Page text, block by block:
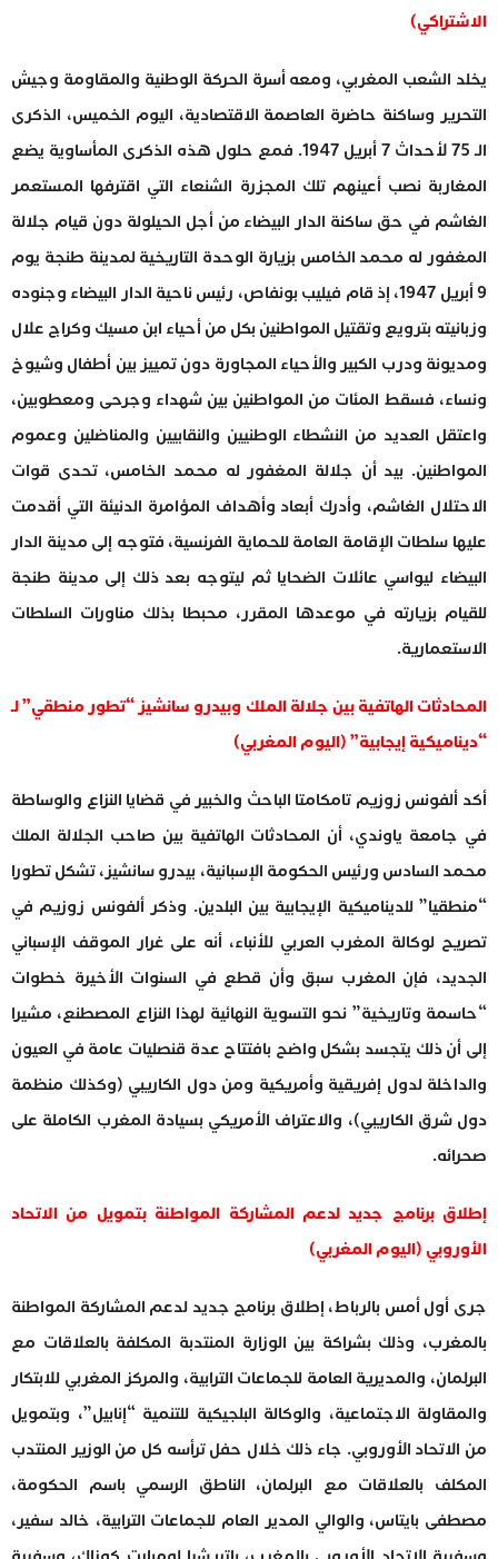
الاشتراكي)
يخلد الشعب المغربي، ومعه أسرة الحركة الوطنية والمقاومة وجيش
التحرير وساكنة حاضرة العاصمة الاقتصادية، اليوم الخميس، الذكرى
الـ 75 لأحداث 7 أبريل 1947. فمع حلول هذه الذكرى المأساوية يضع
المغاربة نصب أعينهم تلك المجزرة الشنعاء التي اقترفها المستعمر
الغاشم في حق ساكنة الدار البيضاء من أجل الحيلولة دون قيام جلالة
المغفور له محمد الخامس بزيارة الوحدة التاريخية لمدينة طنجة يوم
9 أبريل 1947، إذ قام فيليب بونفاص، رئيس ناحية الدار البيضاء وجنوده
وزبانيته بترويع وتقتيل المواطنين بكل من أحياء ابن مسيك وكراج علال
ومديونة ودرب الكبير والأحياء المجاورة دون تمييز بين أطفال وشيوخ
ونساء، فسقط المئات من المواطنين بين شهداء وجرحى ومعطوبين،
واعتقل العديد من النشطاء الوطنيين والنقابيين والمناضلين وعموم
المواطنين. بيد أن جلالة المغفور له محمد الخامس، تحدى قوات
الاحتلال الغاشم، وأدرك أبعاد وأهداف المؤامرة الدنيئة التي أقدمت
عليها سلطات الإقامة العامة للحماية الفرنسية، فتوجه إلى مدينة الدار
البيضاء ليواسي عائلات الضحايا ثم ليتوجه بعد ذلك إلى مدينة طنجة
للقيام بزيارته في موعدها المقرر، محبطا بذلك مناورات السلطات
الاستعمارية.
المحادثات الهاتفية بين جلالة الملك وبيدرو سانشيز “تطور منطقي” لـ
“ديناميكية إيجابية” (اليوم المغربي)
أكد ألفونس زوزيم تامكامتا الباحث والخبير في قضايا النزاع والوساطة
في جامعة ياوندي، أن المحادثات الهاتفية بين صاحب الجلالة الملك
محمد السادس ورئيس الحكومة الإسبانية، بيدرو سانشيز، تشكل تطورا
“منطقيا” للديناميكية الإيجابية بين البلدين. وذكر ألفونس زوزيم في
تصريح لوكالة المغرب العربي للأنباء، أنه على غرار الموقف الإسباني
الجديد، فإن المغرب سبق وأن قطع في السنوات الأخيرة خطوات
“حاسمة وتاريخية” نحو التسوية النهائية لهذا النزاع المصطنع، مشيرا
إلى أن ذلك يتجسد بشكل واضح بافتتاح عدة قنصليات عامة في العيون
والداخلة لدول إفريقية وأمريكية ومن دول الكاريبي (وكذلك منظمة
دول شرق الكاريبي)، والاعتراف الأمريكي بسيادة المغرب الكاملة على
صحرائه.
إطلاق برنامج جديد لدعم المشاركة المواطنة بتمويل من الاتحاد
الأوروبي (اليوم المغربي)
جرى أول أمس بالرباط، إطلاق برنامج جديد لدعم المشاركة المواطنة
بالمغرب، وذلك بشراكة بين الوزارة المنتدبة المكلفة بالعلاقات مع
البرلمان، والمديرية العامة للجماعات الترابية، والمركز المغربي للابتكار
والمقاولة الاجتماعية، والوكالة البلجيكية للتنمية “إنابيل”، وبتمويل
من الاتحاد الأوروبي. جاء ذلك خلال حفل ترأسه كل من الوزير المنتدب
المكلف بالعلاقات مع البرلمان، الناطق الرسمي باسم الحكومة،
مصطفى بايتاس، والوالي المدير العام للجماعات الترابية، خالد سفير،